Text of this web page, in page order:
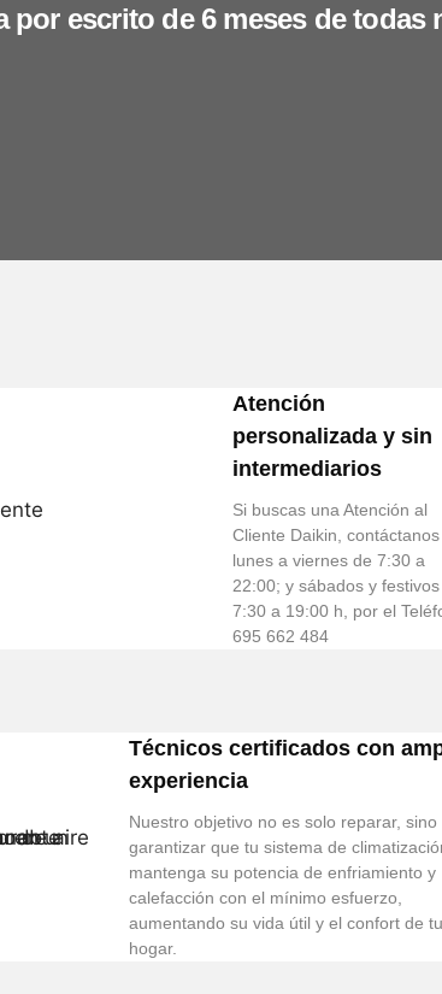
por escrito de 6 meses de todas
Atención
personalizada y sin
intermediarios
Si buscas una Atención al
Cliente Daikin,
lunes a viernes de 7:30 a
22:00; y sábados y
7:30 a 19:00 h, por el
695 662 484
Técnicos certificados con
experiencia
Nuestro objetivo no es solo reparar, sino
garantizar que tu sistema de
mantenga su potencia de enfriamiento y
calefacción con el mínimo esfuerzo,
aumentando su vida útil y el confort de tu
hogar.